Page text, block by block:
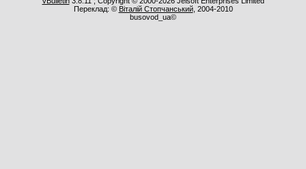
Переклад: © Віталій Стопчанський, 2004-2010
busovod_ua©